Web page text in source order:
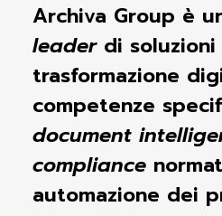
Archiva Group è
leader di
trasformazione
competenze
document
compliance
automazione dei